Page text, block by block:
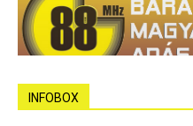
INFOBOX